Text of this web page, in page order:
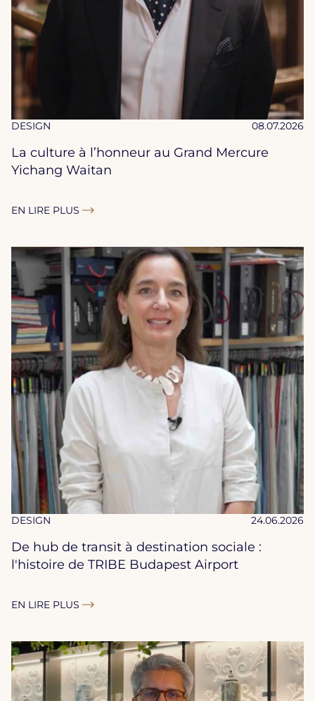
DESIGN 08.07.2026
La culture à l’honneur au Grand Mercure
Yichang Waitan
EN LIRE PLUS
DESIGN 24.06.2026
De hub de transit à destination sociale :
l'histoire de TRIBE Budapest Airport
EN LIRE PLUS